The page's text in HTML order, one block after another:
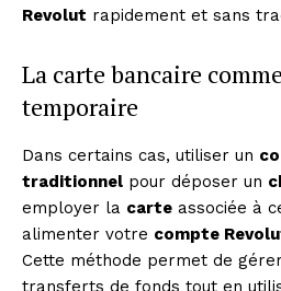
Revolut rapidement et sans
La carte bancaire
temporaire
Dans certains cas, utiliser un
traditionnel pour déposer un
employer la carte associée à
alimenter votre compte
Cette méthode permet de
transferts de fonds tout en